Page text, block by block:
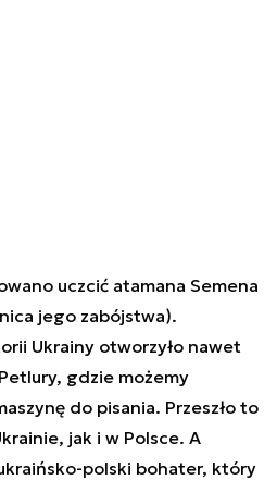
uczcić atamana Semena
jego zabójstwa).
Ukrainy otworzyło nawet
gdzie możemy
do pisania. Przeszło to
jak i w Polsce. A
polski bohater, który